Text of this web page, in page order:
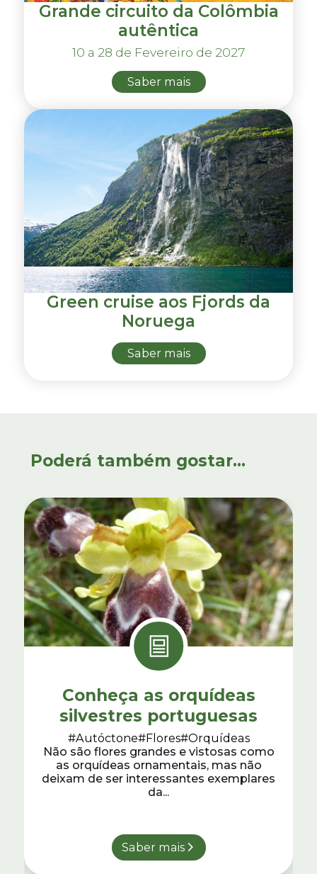
Grande circuito da Colômbia
autêntica
10 a 28 de Fevereiro de 2027
Saber mais
Green cruise aos Fjords da
Noruega
Saber mais
Poderá também gostar...
Conheça as orquídeas
silvestres portuguesas
#Autóctone#Flores#Orquídeas
Não são flores grandes e vistosas como
as orquídeas ornamentais, mas não
deixam de ser interessantes exemplares
da...
Saber mais